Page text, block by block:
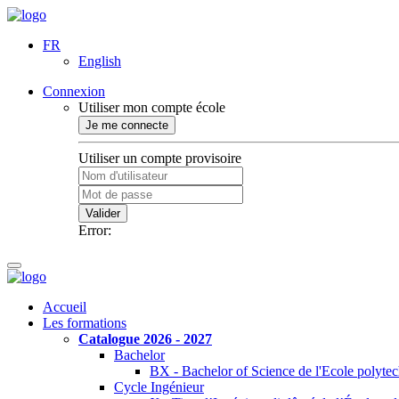
FR
English
Connexion
Utiliser mon compte école
Je me connecte
Utiliser un compte provisoire
Valider
Error:
Accueil
Les formations
Catalogue 2026 - 2027
Bachelor
BX - Bachelor of Science de l'Ecole
Cycle Ingénieur